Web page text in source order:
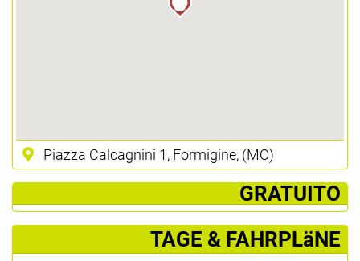
Piazza Calcagnini 1, Formigine, (MO)
­ GRATUITO
TAGE & FAHRPLäNE